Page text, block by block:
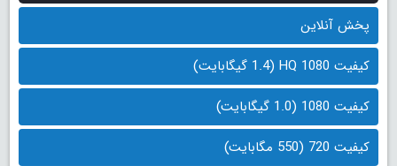
پخش آنلاین
کیفیت 1080 HQ (1.4 گیگابایت)
کیفیت 1080 (1.0 گیگابایت)
کیفیت 720 (550 مگابایت)